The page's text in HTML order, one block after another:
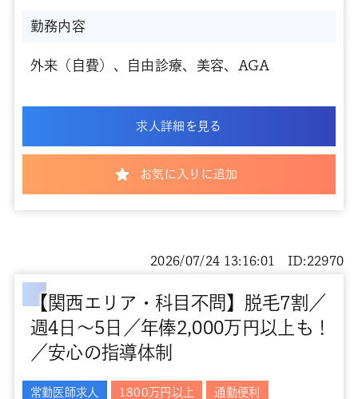
勤務内容
外来（自費）、自由診療、美容、AGA
求人詳細を見る
お気に入りに追加
【関西エリア・科目不問】脱毛7割／
週4日～5日／年俸2,000万円以上も！
／安心の指導体制
2026/07/24 13:16:01 ID:22970
常勤医師求人 1800万円以上 通勤便利